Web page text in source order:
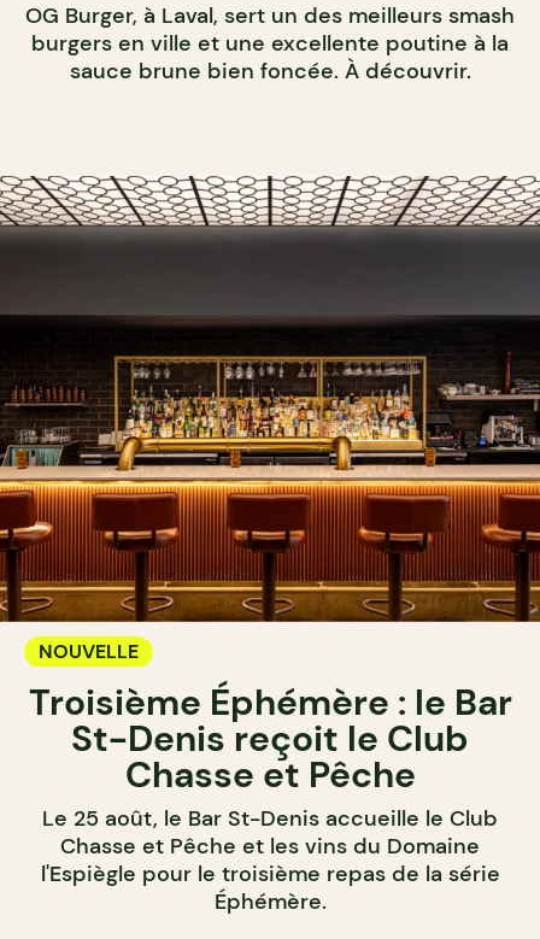
OG Burger, à Laval, sert un des meilleurs smash
burgers en ville et une excellente poutine à la
sauce brune bien foncée. À découvrir.
NOUVELLE
Troisième Éphémère : le Bar
St-Denis reçoit le Club
Chasse et Pêche
Le 25 août, le Bar St-Denis accueille le Club
Chasse et Pêche et les vins du Domaine
l'Espiègle pour le troisième repas de la série
Éphémère.